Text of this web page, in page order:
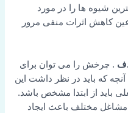
شیوه ها را در مورد
عین کاهش اثرات منفی مرور
. چرخش را می توان برای
که باید در نظر داشت این
از ابتدا مشخص باشد.
مختلف باعث ایجاد